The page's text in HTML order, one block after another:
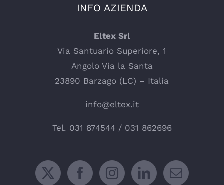
INFO AZIENDA
Eltex Srl
Via Santuario Superiore, 1
Angolo Via la Santa
23890 Barzago (LC) – Italia
info@eltex.it
Tel. 031 874544/ 031 862696